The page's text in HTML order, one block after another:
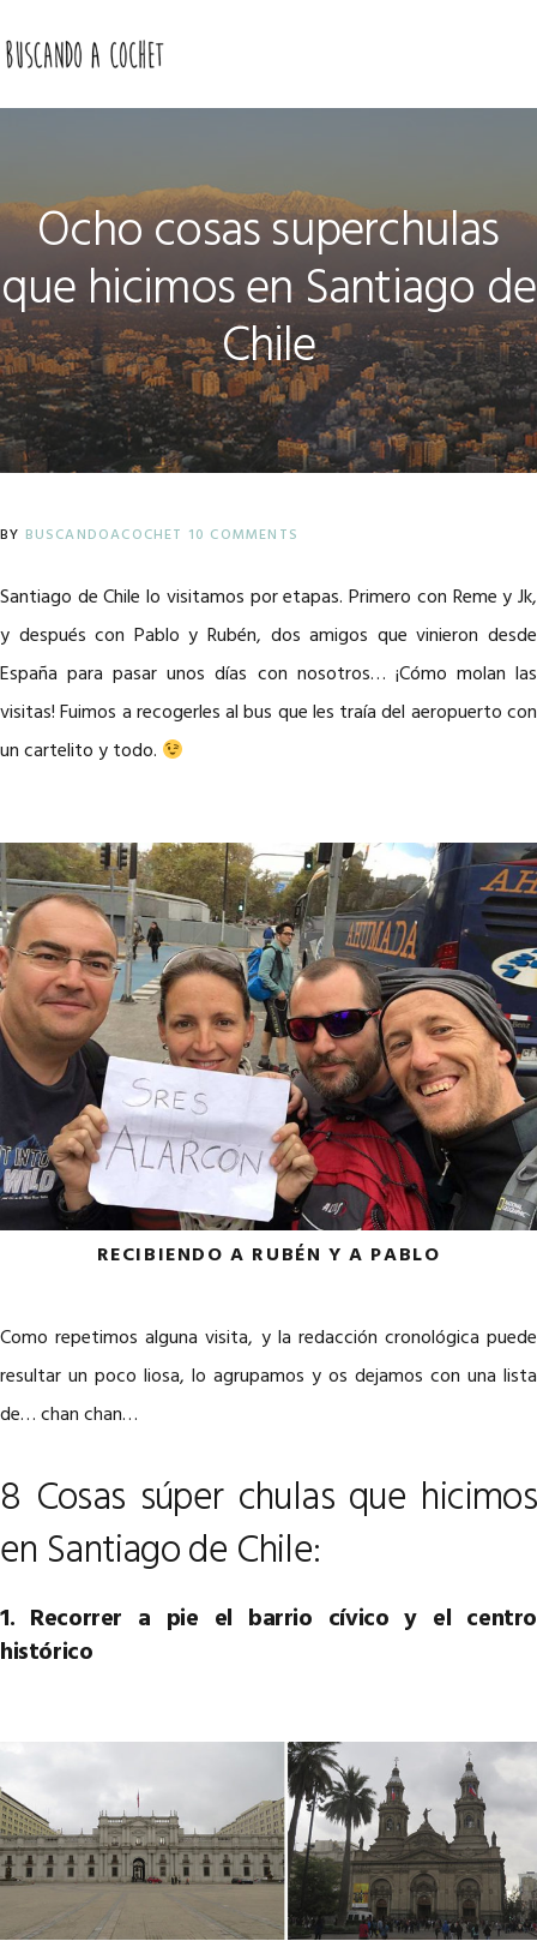
to
primary
navigation
to
main
content
to
primary
sidebar
Ocho cosas superchulas
que hicimos en Santiago de
Chile
BY BUSCANDOACOCHET 10 COMMENTS
Santiago de Chile lo visitamos por etapas. Primero con Reme y Jk,
y después con Pablo y Rubén, dos amigos que vinieron desde
España para pasar unos días con nosotros… ¡Cómo molan las
visitas! Fuimos a recogerles al bus que les traía del aeropuerto con
un cartelito y todo.
RECIBIENDO A RUBÉN Y A PABLO
Como repetimos alguna visita, y la redacción cronológica puede
resultar un poco liosa, lo agrupamos y os dejamos con una lista
de… chan chan…
8 Cosas súper chulas que hicimos
en Santiago de Chile:
1. Recorrer a pie el barrio cívico y el centro
histórico